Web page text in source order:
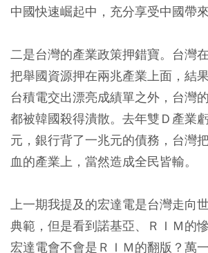
中國快速崛起中，充分享受中國帶來
二是台灣的產業政策押錯寶。台灣
把舉國資源押在兩兆產業上面，結
台積電交出漂亮成績單之外，台灣
都被韓國殺得潰散。去年雙Ｄ產業
元，銀行背了一兆元的債務，台灣
血的產業上，當然造成全民皆輸。
上一期我提及的宏達電是台灣走向
典範，但是看到諾基亞、ＲＩＭ的
宏達電會不會是ＲＩＭ的翻版？萬